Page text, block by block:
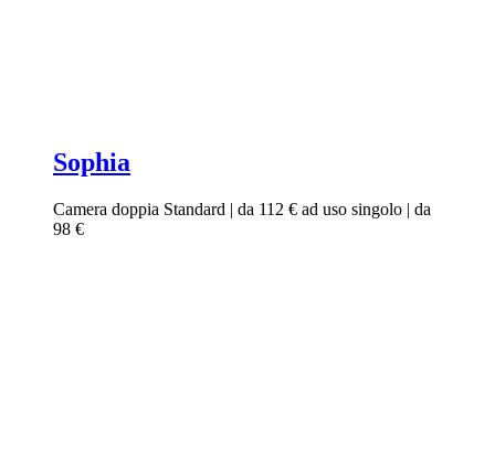
Sophia
Camera doppia Standard | da 112 € ad uso singolo | da
98 €